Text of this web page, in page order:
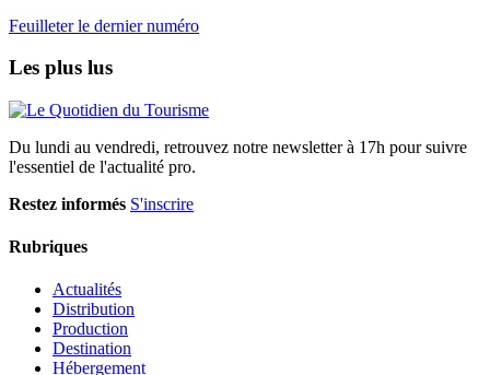
Feuilleter le dernier numéro
Les plus lus
Du lundi au vendredi, retrouvez notre newsletter à 17h pour suivre
l'essentiel de l'actualité pro.
Restez informés S'inscrire
Rubriques
Actualités
Distribution
Production
Destination
Hébergement